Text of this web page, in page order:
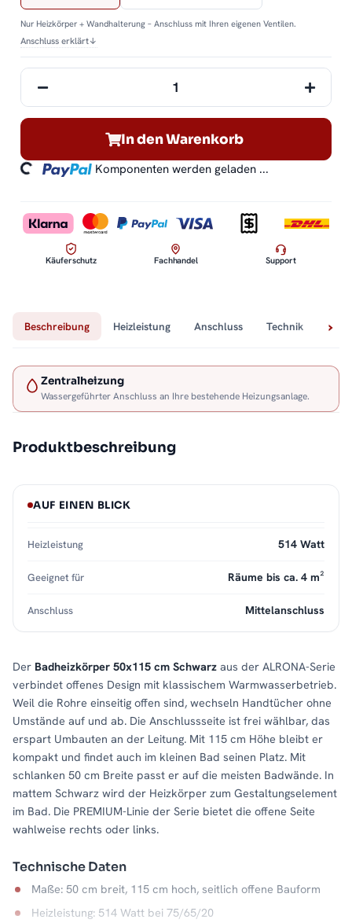
Nur Heizkörper + Wandhalterung – Anschluss mit Ihren eigenen Ventilen.
Anschluss erklärt↓
In den Warenkorb
Komponenten werden geladen ...
Käuferschutz Fachhandel Support
Beschreibung Heizleistung Anschluss Technik
Zentralheizung
Wassergeführter Anschluss an Ihre bestehende Heizungsanlage.
Produktbeschreibung
Der Badheizkörper 50x115 cm Schwarz aus der ALRONA-Serie
verbindet offenes Design mit klassischem Warmwasserbetrieb.
Weil die Rohre einseitig offen sind, wechseln Handtücher ohne
Umstände auf und ab. Die Anschlussseite ist frei wählbar, das
erspart Umbauten an der Leitung. Mit 115 cm Höhe bleibt er
kompakt und findet auch im kleinen Bad seinen Platz. Mit
schlanken 50 cm Breite passt er auf die meisten Badwände. In
mattem Schwarz wird der Heizkörper zum Gestaltungselement
im Bad. Die PREMIUM-Linie der Serie bietet die offene Seite
wahlweise rechts oder links.
Technische Daten
Maße: 50 cm breit, 115 cm hoch, seitlich offene Bauform
Heizleistung: 514 Watt bei 75/65/20
AUF EINEN BLICK
Heizleistung 514 Watt
Geeignet für Räume bis ca. 4 m²
Anschluss Mittelanschluss